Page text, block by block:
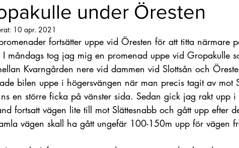
Surteby och Kattunga
Sandberg Undantagskontrakt Äldsta artikeln Fotskäl
under Öresten
10 apr. 2021
fortsätter uppe vid Öresten för att titta närmare
måndags tog jag mig en promenad uppe vid Gropakulle
Kvarngården nere vid dammen vid Slottsån och
bilen uppe i högersvängen när man precis tagit av mot
en större ficka på vänster sida. Sedan gick jag rakt upp i
fortsatt vägen lite till mot Slättesnabb och gått upp efter
vägen skall ha gått ungefär 100-150m upp för vägen